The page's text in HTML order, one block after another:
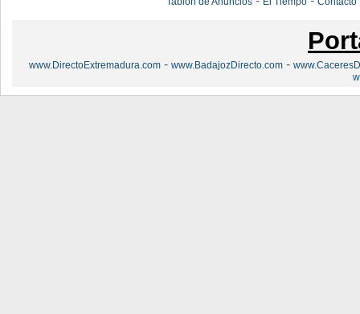
www.DirectoExtremadura.com - www.BadajozDirecto.com -